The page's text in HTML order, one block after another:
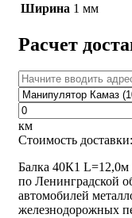
Ширина 1 мм
Расчет
км
Стоимость доставки:
Балка 40К1 L=12,0м
по Ленинградской
автомобилей
железнодорожных